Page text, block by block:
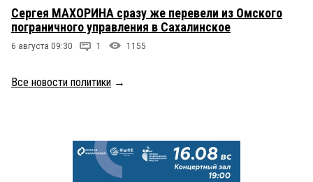
Сергея МАХОРИНА сразу же перевели из Омского
пограничного управления в Сахалинское
6 августа 09:30 1 1155
Все новости политики →